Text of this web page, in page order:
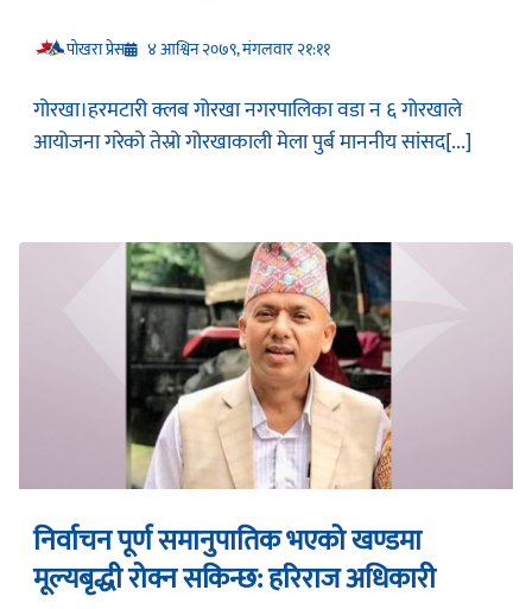
प‍ोखरा प्रेस ४ आश्विन २०७९, मंगलवार २१:११
गोरखा।हरमटारी क्लब गोरखा नगरपालिका वडा न ६ गोरखाले
आयोजना गरेको तेस्रो गोरखाकाली मेला पुर्ब माननीय सांसद[...]
निर्वाचन पूर्ण समानुपातिक भएको खण्डमा
मूल्यबृद्धी रोक्न सकिन्छ: हरिराज अधिकारी